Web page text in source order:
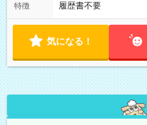
特徴 履歴書不要
気になる！